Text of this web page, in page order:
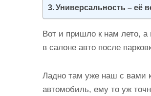
Универсальность – её
Вот и пришло к нам лето,
в салоне авто после
Ладно там уже наш с вами
автомобиль, ему то уж